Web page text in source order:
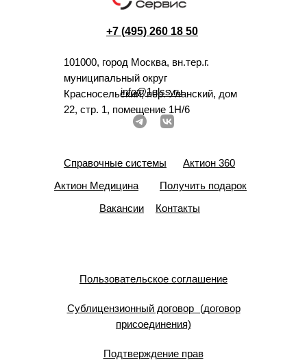
+7 (495) 260 18 50
101000, город Москва, вн.тер.г.
муниципальный округ
Красносельский, пер. Уланский, дом
22, стр. 1, помещение 1Н/6
info@1glss.ru
Справочные системы
Актион 360
Актион Медицина
Получить подарок
Вакансии
Контакты
Пользовательское соглашение
Сублицензионный договор (договор
присоединения)
Подтверждение прав